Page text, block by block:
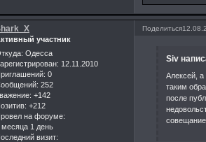
Поделиться
участник
Одесса
: 12.11.2010
0
252
+142
+212
на форуме:
месяца 1 день
визит:
Siv
Алексей, а
таким
после